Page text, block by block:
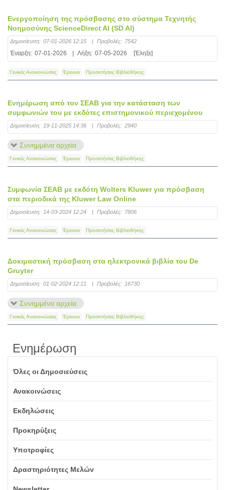
Eνεργοποίηση της πρόσβασης στο σύστημα Τεχνητής
Νοημοσύνης ScienceDirect AI (SD AI)
Δημοσίευση: 07-01-2026 12:15 Προβολές: 7542
Έναρξη: 07-01-2026 Λήξη: 07-05-2026 [Έληξε]
Γενικές Ανακοινώσεις Έρευνα Προσκτήσεις Βιβλιοθήκης
Ενημέρωση από τον ΣΕΑΒ για την κατάσταση των
συμφωνιών του με εκδότες επιστημονικού περιεχομένου
Δημοσίευση: 19-11-2025 14:36 Προβολές: 2940
Συνημμένα αρχεία
Γενικές Ανακοινώσεις Έρευνα Προσκτήσεις Βιβλιοθήκης
Συμφωνία ΣΕΑΒ με εκδότη Wolters Kluwer για πρόσβαση
στα περιοδικά της Kluwer Law Online
Δημοσίευση: 14-03-2024 12:24 Προβολές: 7806
Γενικές Ανακοινώσεις Έρευνα Προσκτήσεις Βιβλιοθήκης
Δοκιμαστική πρόσβαση στα ηλεκτρονικά βιβλία του De
Gruyter
Δημοσίευση: 01-02-2024 12:11 Προβολές: 16730
Συνημμένα αρχεία
Γενικές Ανακοινώσεις Έρευνα Προσκτήσεις Βιβλιοθήκης
Ενημέρωση
Όλες οι Δημοσιεύσεις
Ανακοινώσεις
Εκδηλώσεις
Προκηρύξεις
Υποτροφίες
Δραστηριότητες Μελών